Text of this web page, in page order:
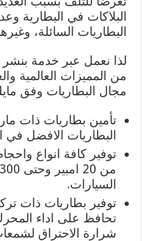
البلاكات في البطارية
البطاريات السائلة،
لذا نعمل عبر خدمة بنشر
من المميزات العالمية
مجال البطاريات وفق
تأمين بطاريات ذات
البطاريات الافضل في
توفير كافة انواع
السيارات.
توفير بطاريات ذات
تحافظ على اداء
شرارة الاحتراق